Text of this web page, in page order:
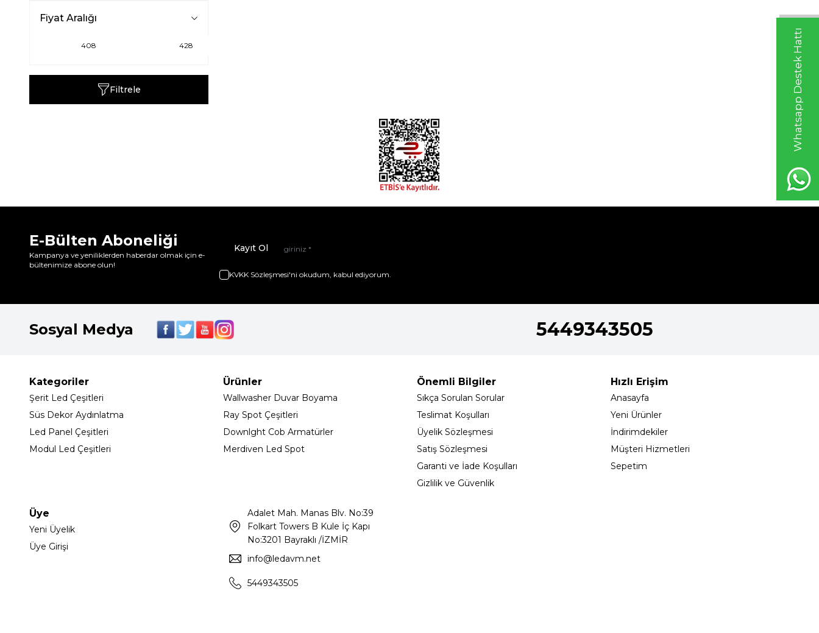
Whatsapp Destek Hattı
Fiyat Aralığı
Filtrele
E-Bülten Aboneliği
Kampanya ve yeniliklerden haberdar olmak için e-
bültenimize abone olun!
Kayıt Ol
KVKK Sözleşmesi'ni okudum, kabul ediyorum.
Sosyal Medya 5449343505
Kategoriler
Şerit Led Çeşitleri
Süs Dekor Aydınlatma
Led Panel Çeşitleri
Modul Led Çeşitleri
Ürünler
Wallwasher Duvar Boyama
Ray Spot Çeşitleri
Downlght Cob Armatürler
Merdiven Led Spot
Önemli Bilgiler
Sıkça Sorulan Sorular
Teslimat Koşulları
Üyelik Sözleşmesi
Satış Sözleşmesi
Garanti ve İade Koşulları
Gizlilik ve Güvenlik
Hızlı Erişim
Anasayfa
Yeni Ürünler
İndirimdekiler
Müşteri Hizmetleri
Sepetim
Üye
Yeni Üyelik
Üye Girişi
Adalet Mah. Manas Blv. No:39
Folkart Towers B Kule İç Kapı
No:3201 Bayraklı /İZMİR
info@ledavm.net
5449343505